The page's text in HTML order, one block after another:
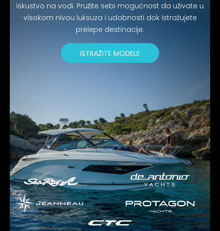
iskustvo na vodi. Pružite sebi mogućnost da uživate u
visokom nivou luksuza i udobnosti dok istražujete
prelepe destinacije.
ISTRAŽITE MODELE